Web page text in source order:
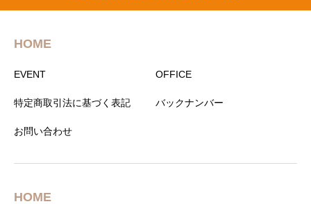
HOME
EVENT OFFICE
特定商取引法に基づく表記 バックナンバー
お問い合わせ
HOME